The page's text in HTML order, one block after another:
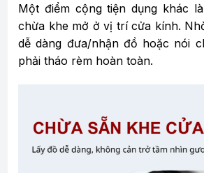
Một điểm cộng tiện dụng khác
chừa khe mở ở vị trí cửa kính.
dễ dàng đưa/nhận đồ hoặc nói
phải tháo rèm hoàn toàn.